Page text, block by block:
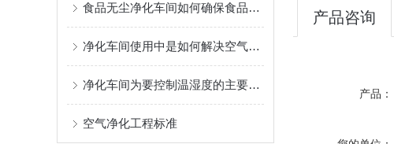
食品无尘净化车间如何确保食品新鲜度
净化车间使用中是如何解决空气净化问题的？
净化车间为要控制温湿度的主要目的是什么
空气净化工程标准
产品咨询
产品：